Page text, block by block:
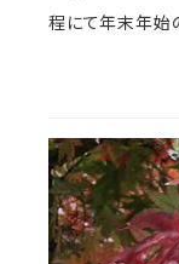
程にて年末年始